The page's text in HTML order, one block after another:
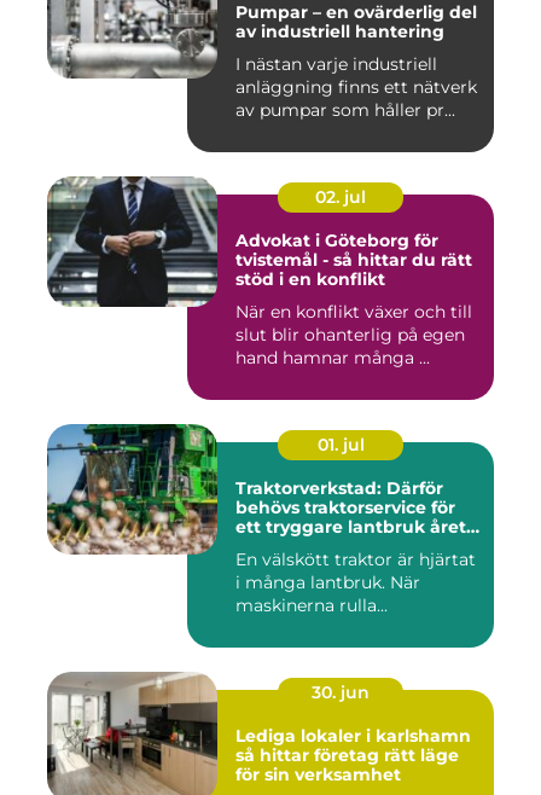
Pumpar – en ovärderlig del
av industriell hantering
I nästan varje industriell
anläggning finns ett nätverk
av pumpar som håller pr...
02. jul
Advokat i Göteborg för
tvistemål - så hittar du rätt
stöd i en konflikt
När en konflikt växer och till
slut blir ohanterlig på egen
hand hamnar många ...
01. jul
Traktorverkstad: Därför
behövs traktorservice för
ett tryggare lantbruk året
En välskött traktor är hjärtat
i många lantbruk. När
maskinerna rulla...
30. jun
Lediga lokaler i karlshamn
så hittar företag rätt läge
för sin verksamhet